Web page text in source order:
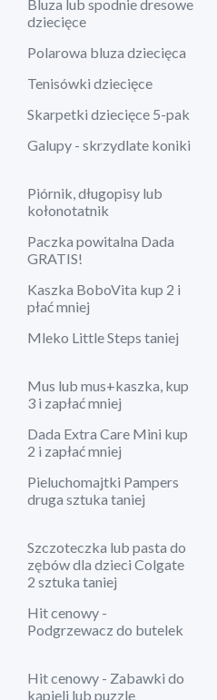
Bluza lub spodnie dresowe
dziecięce
Polarowa bluza dziecięca
Tenisówki dziecięce
Skarpetki dziecięce 5-pak
Galupy - skrzydlate koniki
Piórnik, długopisy lub
kołonotatnik
Paczka powitalna Dada
GRATIS!
Kaszka BoboVita kup 2 i
płać mniej
Mleko Little Steps taniej
Mus lub mus+kaszka, kup
3 i zapłać mniej
Dada Extra Care Mini kup
2 i zapłać mniej
Pieluchomajtki Pampers
druga sztuka taniej
Szczoteczka lub pasta do
zębów dla dzieci Colgate
2 sztuka taniej
Hit cenowy -
Podgrzewacz do butelek
Hit cenowy - Zabawki do
kąpieli lub puzzle